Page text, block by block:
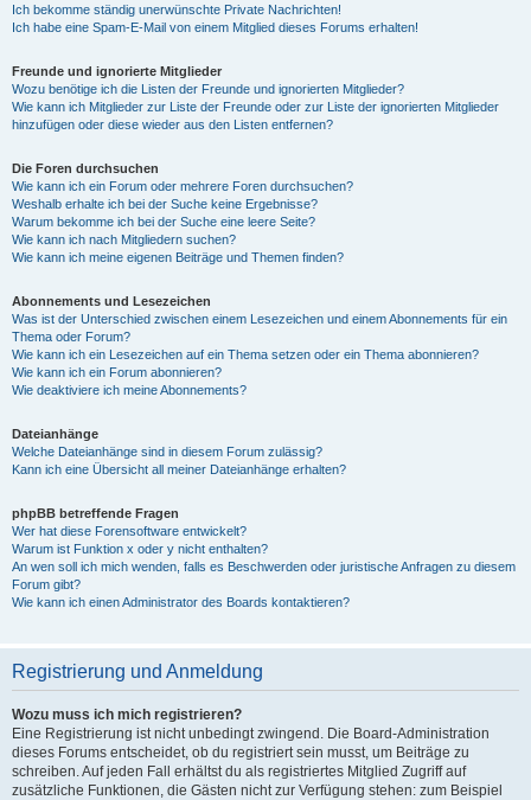
Ich bekomme ständig unerwünschte Private Nachrichten!
Ich habe eine Spam-E-Mail von einem Mitglied dieses Forums erhalten!
Freunde und ignorierte Mitglieder
Wozu benötige ich die Listen der Freunde und ignorierten Mitglieder?
Wie kann ich Mitglieder zur Liste der Freunde oder zur Liste der ignorierten Mitglieder
hinzufügen oder diese wieder aus den Listen entfernen?
Die Foren durchsuchen
Wie kann ich ein Forum oder mehrere Foren durchsuchen?
Weshalb erhalte ich bei der Suche keine Ergebnisse?
Warum bekomme ich bei der Suche eine leere Seite?
Wie kann ich nach Mitgliedern suchen?
Wie kann ich meine eigenen Beiträge und Themen finden?
Abonnements und Lesezeichen
Was ist der Unterschied zwischen einem Lesezeichen und einem Abonnements für ein
Thema oder Forum?
Wie kann ich ein Lesezeichen auf ein Thema setzen oder ein Thema abonnieren?
Wie kann ich ein Forum abonnieren?
Wie deaktiviere ich meine Abonnements?
Dateianhänge
Welche Dateianhänge sind in diesem Forum zulässig?
Kann ich eine Übersicht all meiner Dateianhänge erhalten?
phpBB betreffende Fragen
Wer hat diese Forensoftware entwickelt?
Warum ist Funktion x oder y nicht enthalten?
An wen soll ich mich wenden, falls es Beschwerden oder juristische Anfragen zu diesem
Forum gibt?
Wie kann ich einen Administrator des Boards kontaktieren?
Registrierung und Anmeldung
Wozu muss ich mich registrieren?
Eine Registrierung ist nicht unbedingt zwingend. Die Board-Administration
dieses Forums entscheidet, ob du registriert sein musst, um Beiträge zu
schreiben. Auf jeden Fall erhältst du als registriertes Mitglied Zugriff auf
zusätzliche Funktionen, die Gästen nicht zur Verfügung stehen: zum Beispiel